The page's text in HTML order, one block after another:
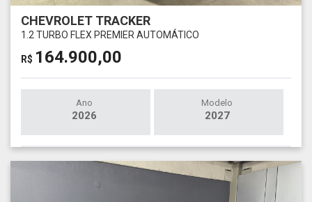
CHEVROLET TRACKER
1.2 TURBO FLEX PREMIER AUTOMÁTICO
R$ 164.900,00
Ano
2026
Modelo
2027